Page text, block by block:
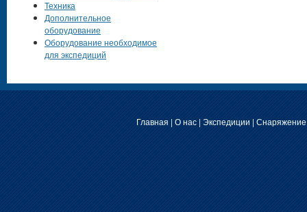
Техника
Дополнительное
оборудование
Оборудование необходимое
для экспедиций
Главная | О нас| Экспедиции | Снаряжение